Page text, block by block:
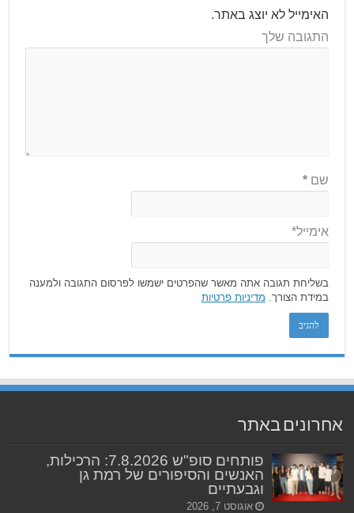
האימייל לא יוצג באתר.
התגובה שלך
שם*
אימייל*
בשליחת תגובה אתה מאשר שהפרטים ישמשו לפרסום התגובה ולמענה
במידת הצורך. מדיניות פרטיות
אחרונים באתר
פותחים סופ"ש 7.8.2026: הרכילות,
האנשים והסיפורים של רמת גן
וגבעתיים
אוגוסט 7, 2026